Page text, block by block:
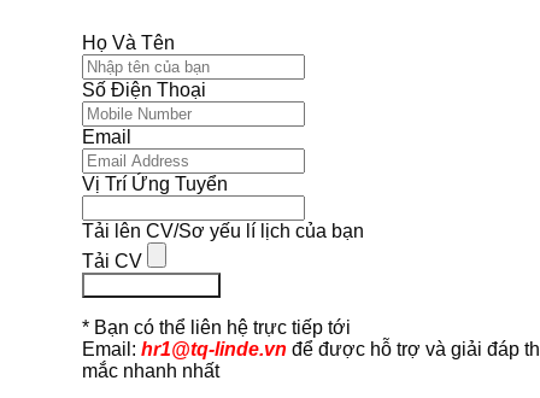
Họ Và Tên
Số Điện Thoại
Email
Vị Trí Ứng Tuyển
Tải lên CV/Sơ yếu lí lịch của bạn
Tải CV
* Bạn có thể liên hệ trực tiếp tới
Email: hr1@tq-linde.vn để được hỗ trợ và giải đáp
mắc nhanh nhất